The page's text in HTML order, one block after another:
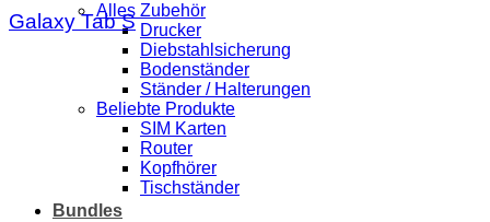
Alles Zubehör
Drucker
Diebstahlsicherung
Bodenständer
Ständer / Halterungen
Beliebte Produkte
SIM Karten
Router
Kopfhörer
Tischständer
Bundles
Galaxy Tab S